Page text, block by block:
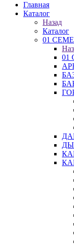
Главная
Каталог
Назад
Каталог
01
01